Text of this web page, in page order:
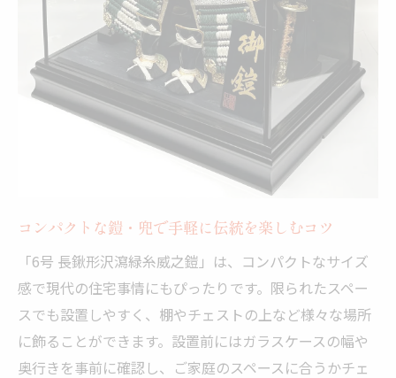
コンパクトな鎧・兜で手軽に伝統を楽しむコツ
「6号 長鍬形沢瀉緑糸威之鎧」は、コンパクトなサイズ
感で現代の住宅事情にもぴったりです。限られたスペー
スでも設置しやすく、棚やチェストの上など様々な場所
に飾ることができます。設置前にはガラスケースの幅や
奥行きを事前に確認し、ご家庭のスペースに合うかチェ